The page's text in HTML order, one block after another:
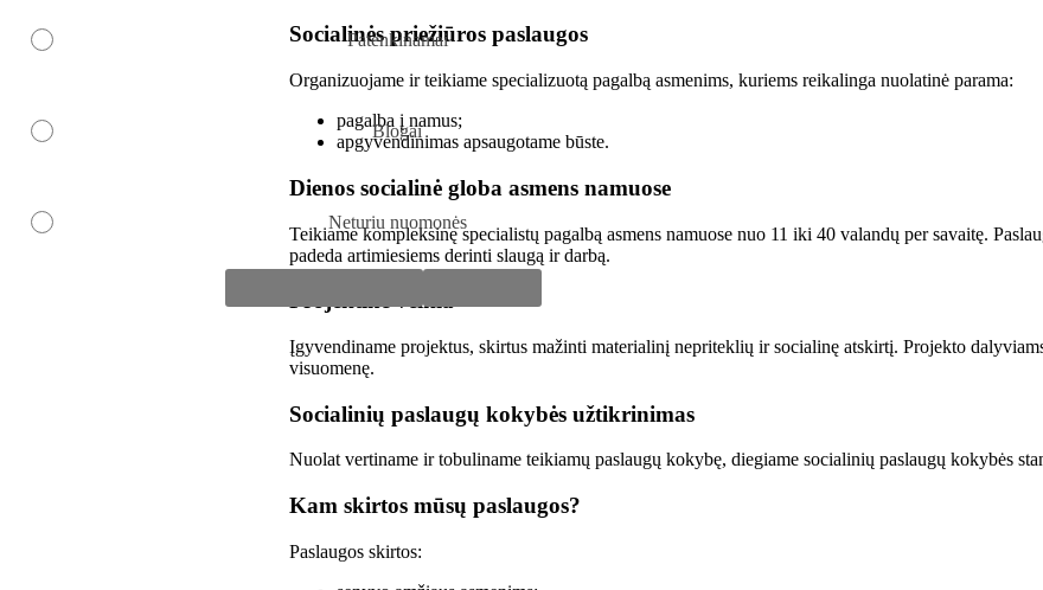
Socialinės priežiūros paslaugos
Organizuojame ir teikiame specializuotą pagalbą asmenims, kuriems reikalinga nuolatinė parama:
pagalba į namus;
apgyvendinimas apsaugotame būste.
Dienos socialinė globa asmens namuose
Teikiame kompleksinę specialistų pagalbą asmens namuose nuo 11 iki 40 valandų per savaitę.
padeda artimiesiems derinti slaugą ir darbą.
Projektinė veikla
Įgyvendiname projektus, skirtus mažinti materialinį nepriteklių ir socialinę atskirtį. Projekto
visuomenę.
Socialinių paslaugų kokybės užtikrinimas
Nuolat vertiname ir tobuliname teikiamų paslaugų kokybę, diegiame socialinių paslaugų kokybės
Kam skirtos mūsų paslaugos?
Paslaugos skirtos:
Patenkinamai
Blogai
Neturiu nuomonės